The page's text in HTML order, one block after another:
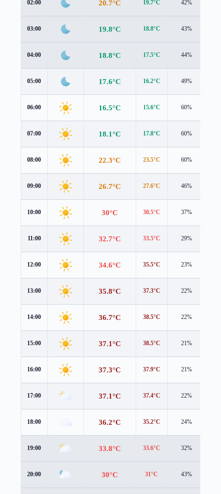
02:00 20.7°C 19.7°C 42%
03:00 19.8°C 18.8°C 43%
04:00 18.8°C 17.5°C 44%
05:00 17.6°C 16.2°C 49%
06:00 16.5°C 15.6°C 60%
07:00 18.1°C 17.8°C 60%
08:00 22.3°C 23.5°C 60%
09:00 26.7°C 27.6°C 46%
10:00 30°C 30.5°C 37%
11:00 32.7°C 33.5°C 29%
12:00 34.6°C 35.5°C 23%
13:00 35.8°C 37.3°C 22%
14:00 36.7°C 38.5°C 22%
15:00 37.1°C 38.5°C 21%
16:00 37.3°C 37.9°C 21%
17:00 37.1°C 37.4°C 22%
18:00 36.2°C 35.2°C 24%
19:00 33.8°C 33.6°C 32%
20:00 30°C 31°C 43%